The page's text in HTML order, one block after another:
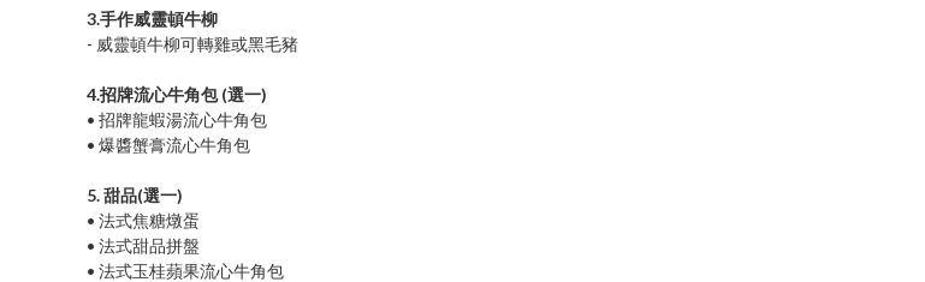
3.手作威靈頓牛柳
- 威靈頓牛柳可轉雞或黑毛豬
4.招牌流心牛角包 (選一)
• 招牌龍蝦湯流心牛角包
• 爆醬蟹膏流心牛角包
5. 甜品(選一)
• 法式焦糖燉蛋
• 法式甜品拼盤
• 法式玉桂蘋果流心牛角包